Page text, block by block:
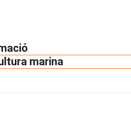
marina